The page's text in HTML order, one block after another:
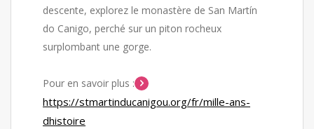
descente, explorez le monastère de San Martín
do Canigo, perché sur un piton rocheux
surplombant une gorge.
Pour en savoir plus :
https://stmartinducanigou.org/fr/mille-ans-
dhistoire